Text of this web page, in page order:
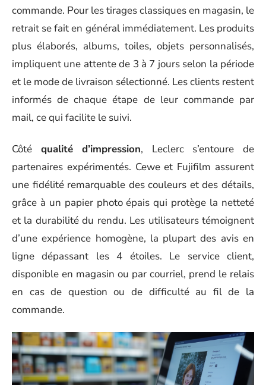
commande. Pour les tirages classiques en magasin, le
retrait se fait en général immédiatement. Les produits
plus élaborés, albums, toiles, objets personnalisés,
impliquent une attente de 3 à 7 jours selon la période
et le mode de livraison sélectionné. Les clients restent
informés de chaque étape de leur commande par
mail, ce qui facilite le suivi.
Côté qualité d’impression, Leclerc s’entoure de
partenaires expérimentés. Cewe et Fujifilm assurent
une fidélité remarquable des couleurs et des détails,
grâce à un papier photo épais qui protège la netteté
et la durabilité du rendu. Les utilisateurs témoignent
d’une expérience homogène, la plupart des avis en
ligne dépassant les 4 étoiles. Le service client,
disponible en magasin ou par courriel, prend le relais
en cas de question ou de difficulté au fil de la
commande.